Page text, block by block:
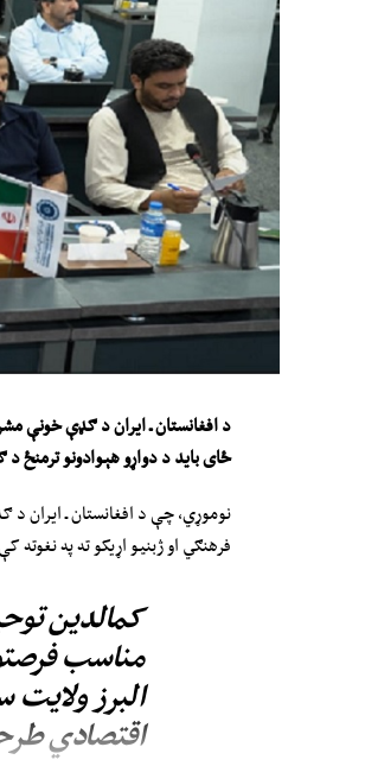
د افغانستان ـ ایران د ګډې خونې
ځای باید د دواړو هېوادونو ترمنځ د
نوموړي، چې د افغانستان ـ ایران
فرهنګي او ژبنیو اړیکو ته په
کمالدین
مناسب
البرز
اقتصادي